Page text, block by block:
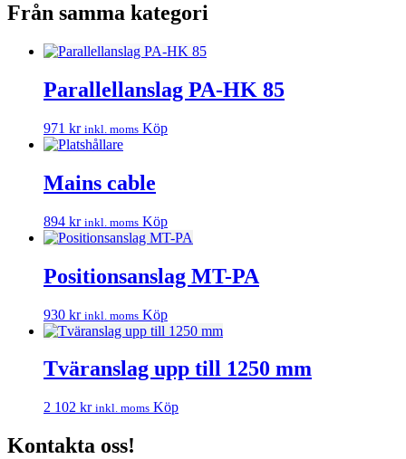
Från samma kategori
Parallellanslag PA-HK 85
971 kr inkl. moms Köp
Mains cable
894 kr inkl. moms Köp
Positionsanslag MT-PA
930 kr inkl. moms Köp
Tväranslag upp till 1250 mm
2 102 kr inkl. moms Köp
Kontakta oss!